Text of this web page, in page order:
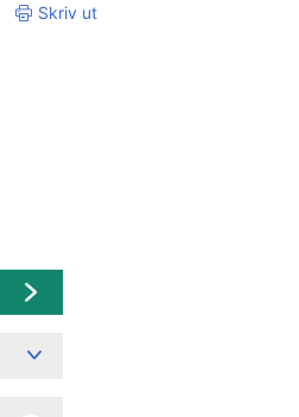
Skriv ut